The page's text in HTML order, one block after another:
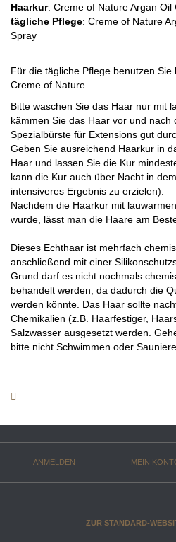
Haarkur: Creme of Nature Argan Oil
tägliche Pflege: Creme of Nature
Spray
Für die tägliche Pflege benutzen
Creme of Nature.
Bitte waschen Sie das Haar nur mit
kämmen Sie das Haar vor und nach
Spezialbürste für Extensions gut
Geben Sie ausreichend Haarkur in
Haar und lassen Sie die Kur
kann die Kur auch über Nacht in
intensiveres Ergebnis zu erzielen).
Nachdem die Haarkur mit
wurde, lässt man die Haare am
Dieses Echthaar ist mehrfach
anschließend mit einer
Grund darf es nicht nochmals
behandelt werden, da dadurch die
werden könnte. Das Haar sollte
Chemikalien (z.B. Haarfestiger,
Salzwasser ausgesetzt werden.
bitte nicht Schwimmen oder
ANMELDEN MEIN
ZUR STANDARD-